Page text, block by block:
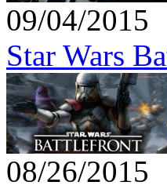
09/04/2015
Star Wars
08/26/2015